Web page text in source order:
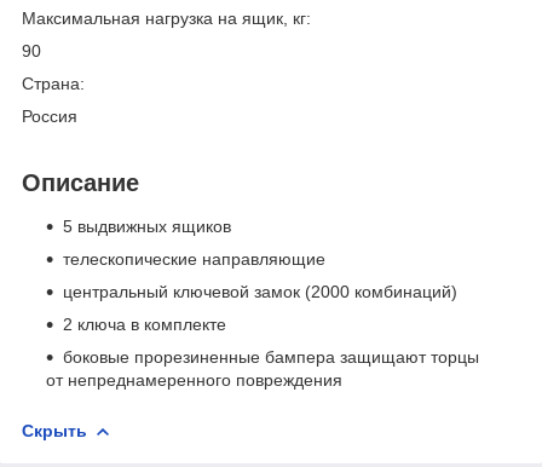
Максимальная нагрузка на ящик, кг:
90
Страна:
Россия
Описание
5 выдвижных ящиков
телескопические направляющие
центральный ключевой замок (2000 комбинаций)
2 ключа в комплекте
боковые прорезиненные бампера защищают торцы
от непреднамеренного повреждения
Скрыть